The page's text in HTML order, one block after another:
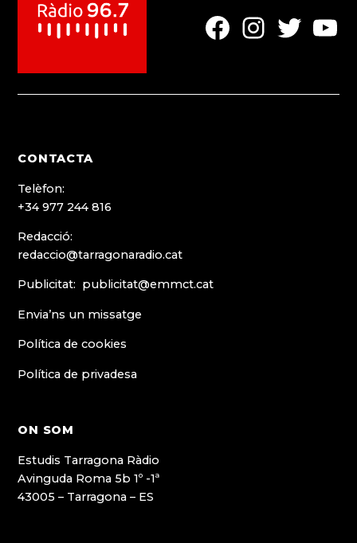
Element
del
ElementElement
CONTACTA
Telèfon:
+34 977 244 816
Redacció:
redaccio@tarragonaradio.cat
Publicitat: publicitat@emmct.cat
Envia’ns un missatge
Política de cookies
Política de privadesa
ON SOM
Estudis Tarragona Ràdio
Avinguda Roma 5b 1º -1ª
43005 – Tarragona – ES